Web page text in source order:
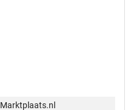
Marktplaats.nl